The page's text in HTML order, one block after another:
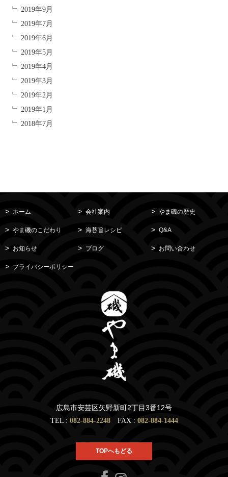
2019年9月
2019年7月
2019年6月
2019年5月
2019年4月
2019年3月
2019年2月
2019年1月
2018年7月
ホーム 会社案内 やま磯の歴史
やま磯のこだわり 海苔旨レシピ Q&A
お知らせ ブログ お問い合わせ
プライバシーポリシー
広島市安芸区矢野新町2丁目3番12号
TEL : 082-884-2248FAX : 082-884-1444
TOPへもどる